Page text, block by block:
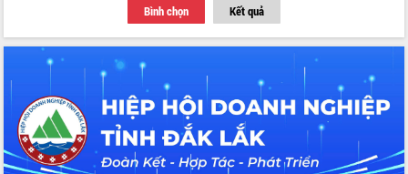
Bình chọn Kết quả